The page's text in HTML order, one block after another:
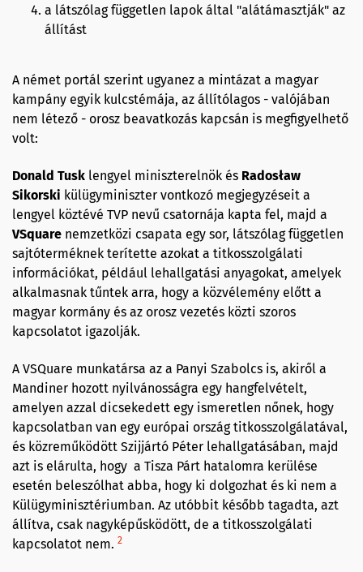
a látszólag független lapok által "alátámasztják" az
állítást
A német portál szerint ugyanez a mintázat a magyar
kampány egyik kulcstémája, az állítólagos - valójában
nem létező - orosz beavatkozás kapcsán is megfigyelhető
volt:
Donald Tusk lengyel miniszterelnök és Radosław
Sikorski külügyminiszter vontkozó megjegyzéseit a
lengyel köztévé TVP nevű csatornája kapta fel, majd a
VSquare nemzetközi csapata egy sor, látszólag független
sajtóterméknek terítette azokat a titkosszolgálati
információkat, például lehallgatási anyagokat, amelyek
alkalmasnak tűntek arra, hogy a közvélemény előtt a
magyar kormány és az orosz vezetés közti szoros
kapcsolatot igazolják.
A VSQuare munkatársa az a Panyi Szabolcs is, akiről a
Mandiner hozott nyilvánosságra egy hangfelvételt,
amelyen azzal dicsekedett egy ismeretlen nőnek, hogy
kapcsolatban van egy európai ország titkosszolgálatával,
és közreműködött Szijjártó Péter lehallgatásában, majd
azt is elárulta, hogy a Tisza Párt hatalomra kerülése
esetén beleszólhat abba, hogy ki dolgozhat és ki nem a
Külügyminisztériumban. Az utóbbit később tagadta, azt
állítva, csak nagyképűsködött, de a titkosszolgálati
kapcsolatot nem. 2